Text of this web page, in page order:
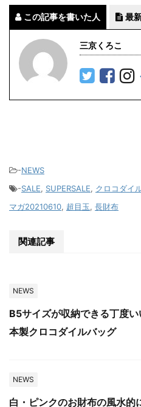
この記事を書いた人 最
三京くろこ
-NEWS
-SALE, SUPERSALE, クロコダイ
マガ20210610, 超目玉, 長財布
関連記事
NEWS
B5サイズが収納できる丁度い
本製クロコダイルバッグ
NEWS
白・ピンクのお財布の風水的